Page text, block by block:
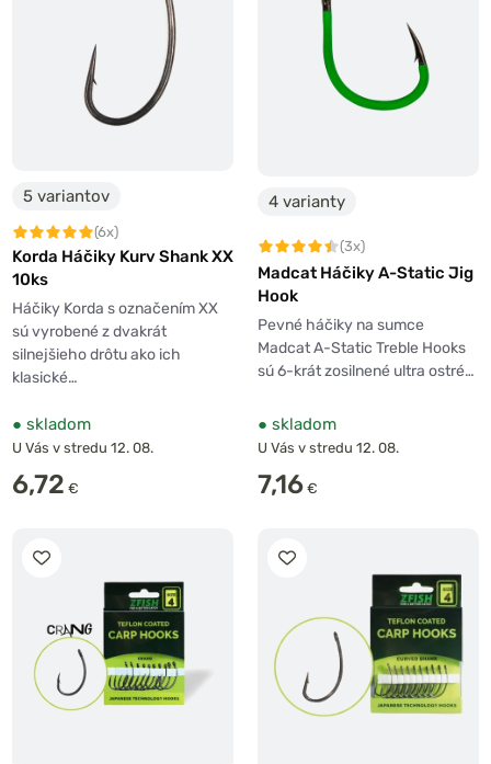
5 variantov
(6x)
Korda Háčiky Kurv Shank XX
10ks
Háčiky Korda s označením XX
sú vyrobené z dvakrát
silnejšieho drôtu ako ich
klasické…
● skladom
U Vás v stredu 12. 08.
6,72 €
4 varianty
(3x)
Madcat Háčiky A-Static Jig
Hook
Pevné háčiky na sumce
Madcat A-Static Treble Hooks
sú 6-krát zosilnené ultra ostré…
● skladom
U Vás v stredu 12. 08.
7,16 €